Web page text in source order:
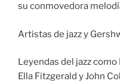
su conmovedora
Artistas de jazz y
Leyendas del jazz
Ella Fitzgerald y John